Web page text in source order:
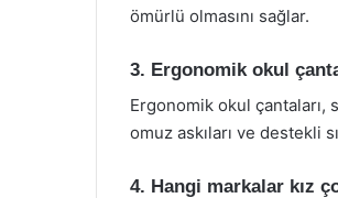
ömürlü olmasını sağlar.
3. Ergonomik okul
Ergonomik okul çantaları,
omuz askıları ve destekli
4. Hangi markalar kız